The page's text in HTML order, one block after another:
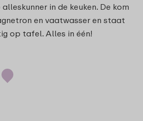
in de keuken. De kom
en vaatwasser en staat
op tafel. Alles in één!